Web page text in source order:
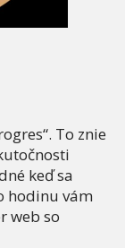
To znie
keď sa
hodinu vám
web so